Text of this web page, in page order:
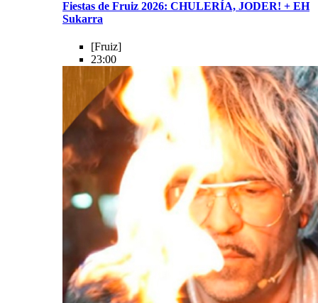
Fiestas de Fruiz 2026: CHULERÍA, JODER! + EH
Sukarra
[Fruiz]
23:00